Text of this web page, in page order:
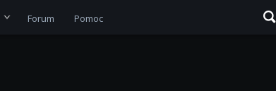
Forum Pomoc